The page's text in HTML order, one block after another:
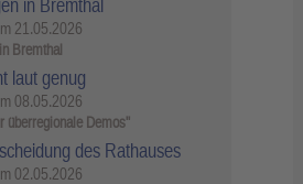
in Bremthal
21.05.2026
Bremthal
laut genug
08.05.2026
überregionale Demos"
des Rathauses
02.05.2026